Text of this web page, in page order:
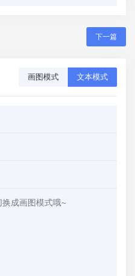
下一篇
画图模式 文本模式